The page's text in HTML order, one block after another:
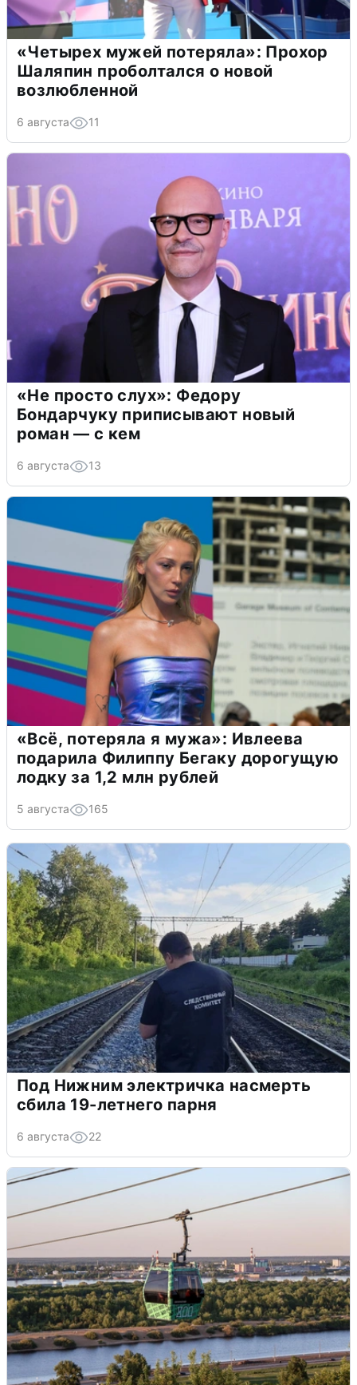
«Четырех мужей потеряла»: Прохор
Шаляпин проболтался о новой
возлюбленной
6 августа 11
«Не просто слух»: Федору
Бондарчуку приписывают новый
роман — с кем
6 августа 13
«Всё, потеряла я мужа»: Ивлеева
подарила Филиппу Бегаку дорогущую
лодку за 1,2 млн рублей
5 августа 165
Под Нижним электричка насмерть
сбила 19-летнего парня
6 августа 22